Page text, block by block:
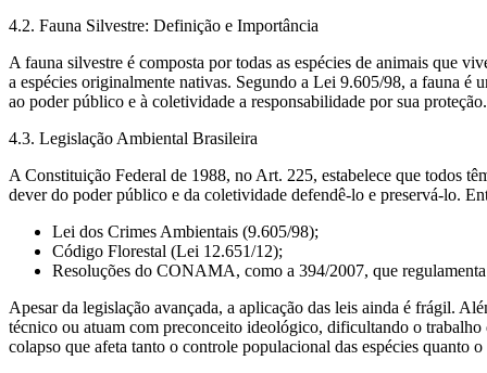
4.2. Fauna Silvestre: Definição e Importância
A fauna silvestre é composta por todas as espécies de animais que
a espécies originalmente nativas. Segundo a Lei 9.605/98, a fauna é
ao poder público e à coletividade a responsabilidade por sua proteção.
4.3. Legislação Ambiental Brasileira
A Constituição Federal de 1988, no Art. 225, estabelece que todos
dever do poder público e da coletividade defendê-lo e preservá-lo.
Lei dos Crimes Ambientais (9.605/98);
Código Florestal (Lei 12.651/12);
Resoluções do CONAMA, como a 394/2007, que
Apesar da legislação avançada, a aplicação das leis ainda é frágil.
técnico ou atuam com preconceito ideológico, dificultando o trabalho
colapso que afeta tanto o controle populacional das espécies quanto